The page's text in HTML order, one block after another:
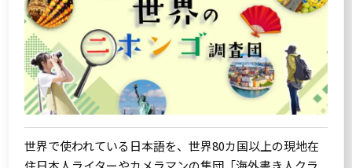
世界で使われている日本語を、世界80カ国以上の現地在